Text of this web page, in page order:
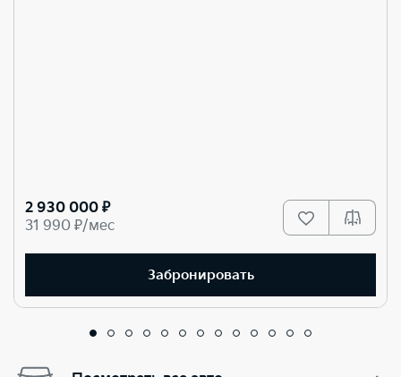
2 930 000 ₽
31 990 ₽/мес
Забронировать